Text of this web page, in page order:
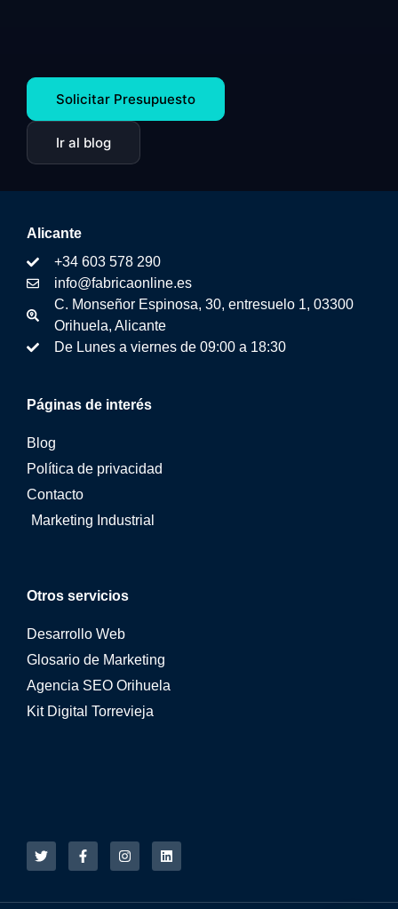
Solicitar Presupuesto
Ir al blog
Otros servicios
Desarrollo Web
Glosario de Marketing
Agencia SEO Orihuela
Kit Digital Torrevieja
Páginas de interés
Blog
Política de privacidad
Contacto
Marketing Industrial
Alicante
+34 603 578 290
info@fabricaonline.es
C. Monseñor Espinosa, 30, entresuelo 1, 03300
Orihuela, Alicante
De Lunes a viernes de 09:00 a 18:30